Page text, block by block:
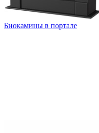
Биокамины в портале